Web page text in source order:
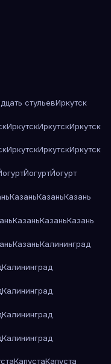
стульевИркутск
ИркутскИркутскИркутск
ИркутскИркутскИркутск
ЙогуртЙогурт
КазаньКазаньКазань
КазаньКазаньКазань
КазаньКалининград
Калининград
Калининград
Калининград
Калининград
КапустаКапуста